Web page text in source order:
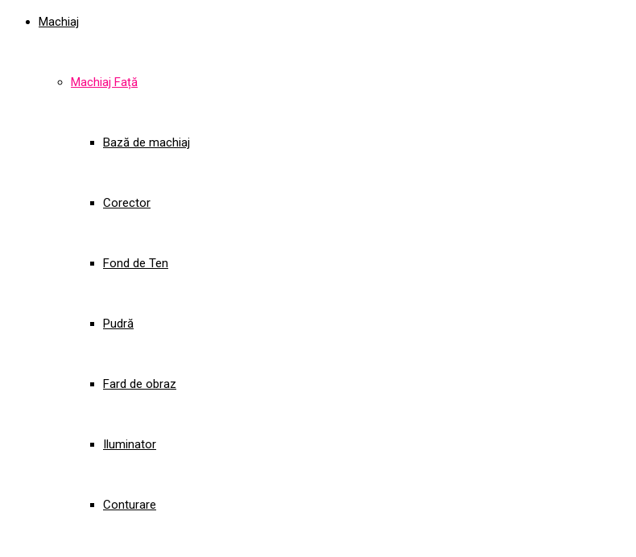
Machiaj
Machiaj Față
Bază de machiaj
Corector
Fond de Ten
Pudră
Fard de obraz
Iluminator
Conturare